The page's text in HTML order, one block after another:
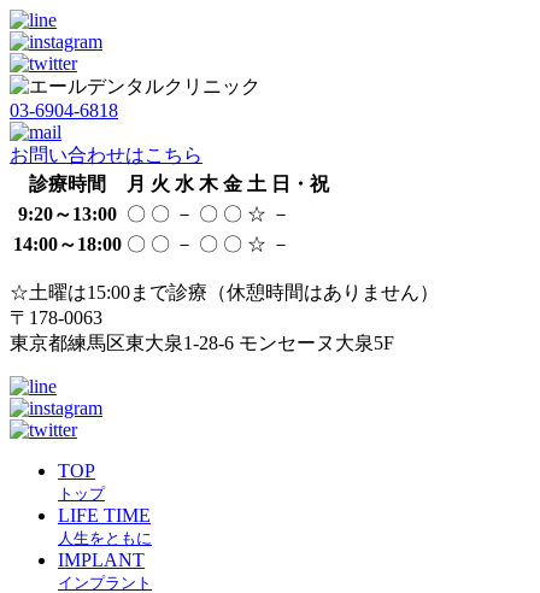
03-6904-6818
お問い合わせはこちら
診療時間
月 火 水 木 金 土 日・祝
9:20～13:00 〇 〇 － 〇 〇 ☆ －
14:00～18:00 〇 〇 － 〇 〇 ☆ －
☆土曜は15:00まで診療（休憩時間はありません）
〒178-0063
東京都練馬区東大泉1-28-6 モンセーヌ大泉5F
TOP
トップ
LIFE TIME
人生をともに
IMPLANT
インプラント